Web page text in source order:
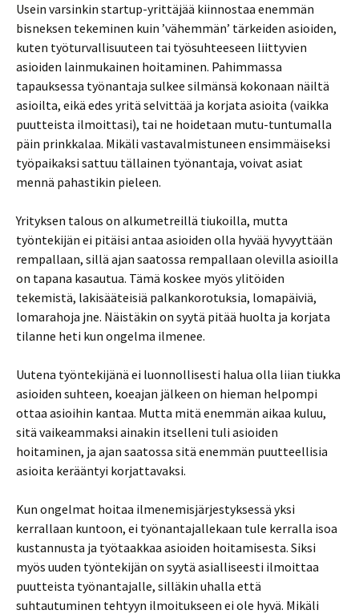
Usein varsinkin startup-yrittäjää kiinnostaa enemmän
bisneksen tekeminen kuin ’vähemmän’ tärkeiden asioiden,
kuten työturvallisuuteen tai työsuhteeseen liittyvien
asioiden lainmukainen hoitaminen. Pahimmassa
tapauksessa työnantaja sulkee silmänsä kokonaan näiltä
asioilta, eikä edes yritä selvittää ja korjata asioita (vaikka
puutteista ilmoittasi), tai ne hoidetaan mutu-tuntumalla
päin prinkkalaa. Mikäli vastavalmistuneen ensimmäiseksi
työpaikaksi sattuu tällainen työnantaja, voivat asiat
mennä pahastikin pieleen.
Yrityksen talous on alkumetreillä tiukoilla, mutta
työntekijän ei pitäisi antaa asioiden olla hyvää hyvyyttään
rempallaan, sillä ajan saatossa rempallaan olevilla asioilla
on tapana kasautua. Tämä koskee myös ylitöiden
tekemistä, lakisääteisiä palkankorotuksia, lomapäiviä,
lomarahoja jne. Näistäkin on syytä pitää huolta ja korjata
tilanne heti kun ongelma ilmenee.
Uutena työntekijänä ei luonnollisesti halua olla liian tiukka
asioiden suhteen, koeajan jälkeen on hieman helpompi
ottaa asioihin kantaa. Mutta mitä enemmän aikaa kuluu,
sitä vaikeammaksi ainakin itselleni tuli asioiden
hoitaminen, ja ajan saatossa sitä enemmän puutteellisia
asioita kerääntyi korjattavaksi.
Kun ongelmat hoitaa ilmenemisjärjestyksessä yksi
kerrallaan kuntoon, ei työnantajallekaan tule kerralla isoa
kustannusta ja työtaakkaa asioiden hoitamisesta. Siksi
myös uuden työntekijän on syytä asialliseesti ilmoittaa
puutteista työnantajalle, silläkin uhalla että
suhtautuminen tehtyyn ilmoitukseen ei ole hyvä. Mikäli